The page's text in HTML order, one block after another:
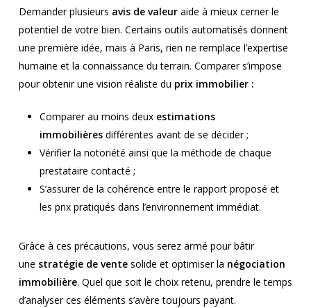
Demander plusieurs avis de valeuraide à mieux cerner le
potentiel de votre bien. Certains outils automatisés donnent
une première idée, mais à Paris, rien ne remplace l’expertise
humaine et la connaissance du terrain. Comparer s’impose
pour obtenir une vision réaliste du prix immobilier :
Comparer au moins deux estimations
immobilièresdifférentes avant de se décider ;
Vérifier la notoriété ainsi que la méthode de chaque
prestataire contacté ;
S’assurer de la cohérence entre le rapport proposé et
les prix pratiqués dans l’environnement immédiat.
Grâce à ces précautions, vous serez armé pour bâtir
une stratégie de ventesolide et optimiser la négociation
immobilière. Quel que soit le choix retenu, prendre le temps
d’analyser ces éléments s’avère toujours payant.